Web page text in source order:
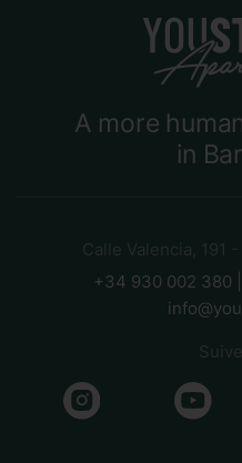
A more
in
Calle Valencia, 191
+34 930 002 380